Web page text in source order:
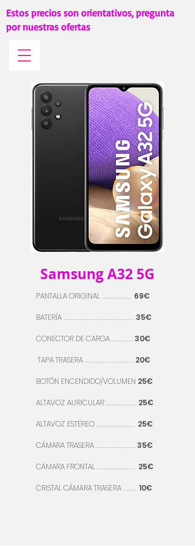
Estos precios son orientativos, pregunta
por nuestras ofertas
Samsung A32 5G
PANTALLA ORIGINAL ................ 69€
BATERÍA ....................................... 35€
CONECTOR DE CARGA ............ 30€
TAPA TRASERA ........................... 20€
BOTÓN ENCENDIDO/VOLUMEN 25€
ALTAVOZ AURICULAR ................. 25€
ALTAVOZ ESTÉREO ..................... 25€
CÁMARATRASERA ...................... 35€
CÁMARA FRONTAL ..................... 25€
CRISTAL CÁMARA TRASERA ....... 10€